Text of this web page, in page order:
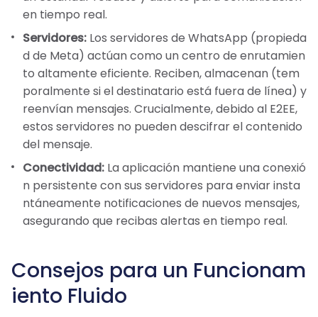
en tiempo real.
Servidores: Los servidores de WhatsApp (propieda
d de Meta) actúan como un centro de enrutamien
to altamente eficiente. Reciben, almacenan (tem
poralmente si el destinatario está fuera de línea) y
reenvían mensajes. Crucialmente, debido al E2EE,
estos servidores no pueden descifrar el contenido
del mensaje.
Conectividad: La aplicación mantiene una conexió
n persistente con sus servidores para enviar insta
ntáneamente notificaciones de nuevos mensajes,
asegurando que recibas alertas en tiempo real.
Consejos para un Funcionam
iento Fluido